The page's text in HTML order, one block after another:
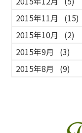
2015年11月
(15)
2015年10月
(2)
2015年9月
(3)
2015年8月
(9)